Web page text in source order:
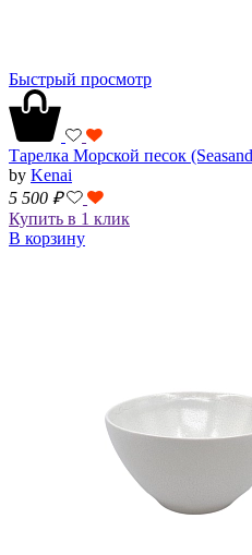
Быстрый просмотр
Тарелка Морской песок
by Kenai
5 500 ₽
Купить в 1 клик
В корзину